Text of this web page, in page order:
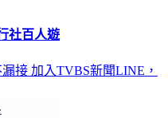
社百人遊
漏接 加入TVBS新聞LINE，